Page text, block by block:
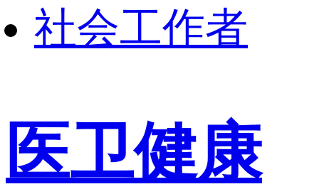
社会工作者
医卫健康